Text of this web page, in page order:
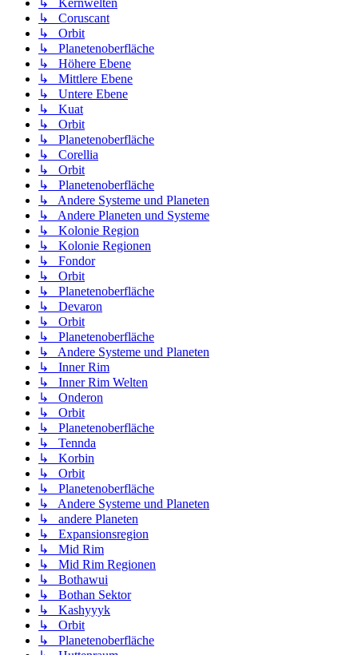
↳ Kernwelten
↳ Coruscant
↳ Orbit
↳ Planetenoberfläche
↳ Höhere Ebene
↳ Mittlere Ebene
↳ Untere Ebene
↳ Kuat
↳ Orbit
↳ Planetenoberfläche
↳ Corellia
↳ Orbit
↳ Planetenoberfläche
↳ Andere Systeme und Planeten
↳ Andere Planeten und Systeme
↳ Kolonie Region
↳ Kolonie Regionen
↳ Fondor
↳ Orbit
↳ Planetenoberfläche
↳ Devaron
↳ Orbit
↳ Planetenoberfläche
↳ Andere Systeme und Planeten
↳ Inner Rim
↳ Inner Rim Welten
↳ Onderon
↳ Orbit
↳ Planetenoberfläche
↳ Tennda
↳ Korbin
↳ Orbit
↳ Planetenoberfläche
↳ Andere Systeme und Planeten
↳ andere Planeten
↳ Expansionsregion
↳ Mid Rim
↳ Mid Rim Regionen
↳ Bothawui
↳ Bothan Sektor
↳ Kashyyyk
↳ Orbit
↳ Planetenoberfläche